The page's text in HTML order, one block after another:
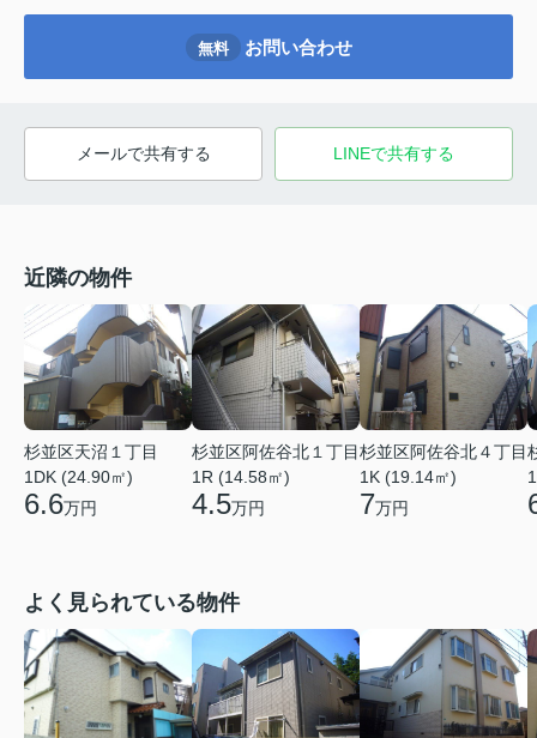
無料 お問い合わせ
メールで共有する LINEで共有する
近隣の物件
杉並区天沼１丁目
1DK (24.90㎡)
6.6万円
杉並区阿佐谷北１丁目
1R (14.58㎡)
4.5万円
杉並区阿佐谷北４丁目
1K (19.14㎡)
7万円
よく見られている物件